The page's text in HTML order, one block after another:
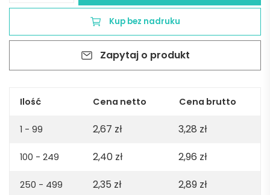
-
Kup bez nadruku
Zapytaj o produkt
Ilość Cena netto Cena brutto
1 - 99 2,67 zł 3,28 zł
100 - 249 2,40 zł 2,96 zł
250 - 499 2,35 zł 2,89 zł